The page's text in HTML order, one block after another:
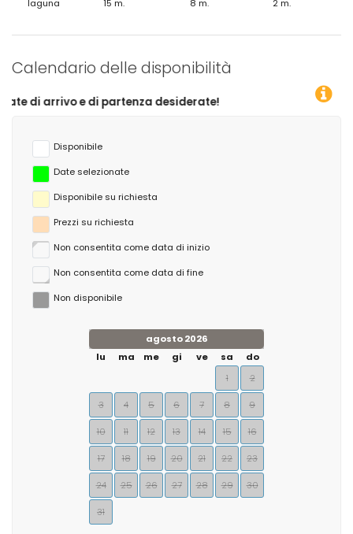
laguna 15 m. 8 m. 2 m.
Calendario delle disponibilità
partenza desiderate!
Disponibile
Date selezionate
Disponibile su richiesta
Prezzi su richiesta
Non consentita come data di inizio
Non consentita come data di fine
Non disponibile
agosto 2026
lu
ma me gi ve sa
do
1
2
3 4 5 6 7 8 9
10 11 12 13 14 15 16
17 18 19 20 21 22 23
24 25 26 27 28 29 30
31